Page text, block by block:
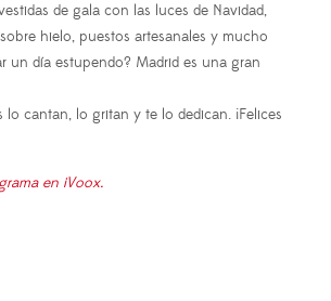
de gala con las luces de Navidad,
hielo, puestos artesanales y mucho
un día estupendo? Madrid es una gran
lo cantan, lo gritan y te lo dedican. ¡Felices
en iVoox.